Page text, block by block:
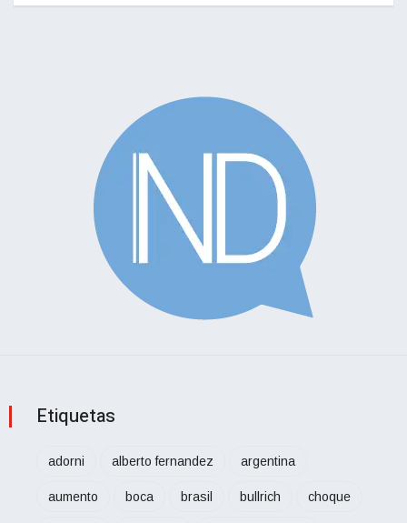
Etiquetas
adorni alberto fernandez argentina
aumento boca brasil bullrich choque